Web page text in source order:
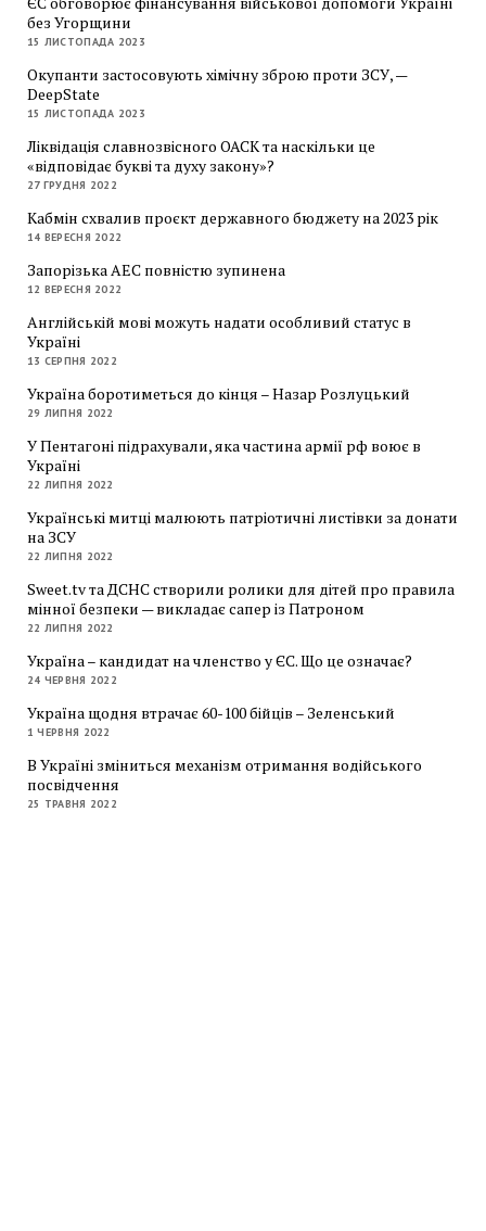
без Угорщини
15 ЛИСТОПАДА 2023
Окупанти застосовують хімічну зброю проти ЗСУ, —
DeepState
15 ЛИСТОПАДА 2023
Ліквідація славнозвісного ОАСК та наскільки це
«відповідає букві та духу закону»?
27 ГРУДНЯ 2022
Кабмін схвалив проєкт державного бюджету на 2023 рік
14 ВЕРЕСНЯ 2022
Запорізька АЕС повністю зупинена
12 ВЕРЕСНЯ 2022
Англійській мові можуть надати особливий статус в
Україні
13 СЕРПНЯ 2022
Україна боротиметься до кінця – Назар Розлуцький
29 ЛИПНЯ 2022
У Пентагоні підрахували, яка частина армії рф воює в
Україні
22 ЛИПНЯ 2022
Українські митці малюють патріотичні листівки за донати
на ЗСУ
22 ЛИПНЯ 2022
Sweet.tv та ДСНС створили ролики для дітей про правила
мінної безпеки — викладає сапер із Патроном
22 ЛИПНЯ 2022
Україна – кандидат на членство у ЄС. Що це означає?
24 ЧЕРВНЯ 2022
Україна щодня втрачає 60-100 бійців – Зеленський
1 ЧЕРВНЯ 2022
В Україні зміниться механізм отримання водійського
посвідчення
25 ТРАВНЯ 2022